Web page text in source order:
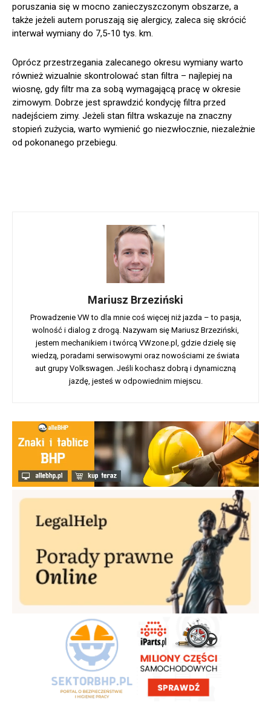
poruszania się w mocno zanieczyszczonym obszarze, a
także jeżeli autem poruszają się alergicy, zaleca się skrócić
interwał wymiany do 7,5-10 tys. km.
Oprócz przestrzegania zalecanego okresu wymiany warto
również wizualnie skontrolować stan filtra – najlepiej na
wiosnę, gdy filtr ma za sobą wymagającą pracę w okresie
zimowym. Dobrze jest sprawdzić kondycję filtra przed
nadejściem zimy. Jeżeli stan filtra wskazuje na znaczny
stopień zużycia, warto wymienić go niezwłocznie, niezależnie
od pokonanego przebiegu.
Mariusz Brzeziński
Prowadzenie VW to dla mnie coś więcej niż jazda – to pasja,
wolność i dialog z drogą. Nazywam się Mariusz Brzeziński,
jestem mechanikiem i twórcą VWzone.pl, gdzie dzielę się
wiedzą, poradami serwisowymi oraz nowościami ze świata
aut grupy Volkswagen. Jeśli kochasz dobrą i dynamiczną
jazdę, jesteś w odpowiednim miejscu.